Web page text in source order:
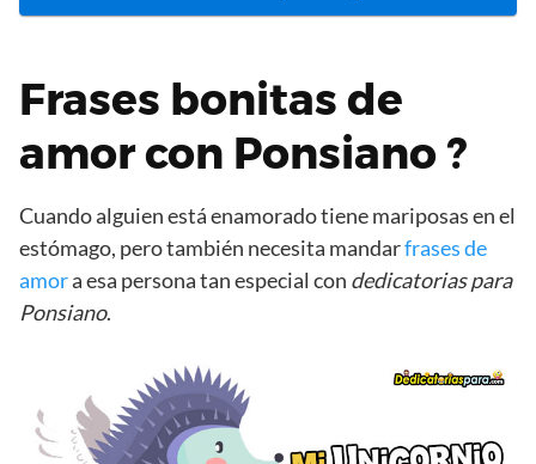
Frases bonitas de
amor con Ponsiano ?
Cuando alguien está enamorado tiene mariposas en el
estómago, pero también necesita mandarfrases de
amora esa persona tan especial con dedicatorias para
Ponsiano.